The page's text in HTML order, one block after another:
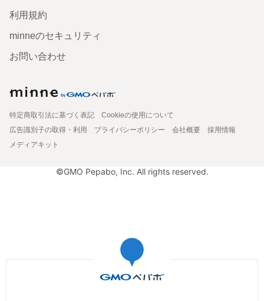
利用規約
minneのセキュリティ
お問い合わせ
特定商取引法に基づく表記
Cookieの使用について
広告識別子の取得・利用
プライバシーポリシー 会社概要
採用情報
メディアキット
©GMO Pepabo, Inc. All rights reserved.